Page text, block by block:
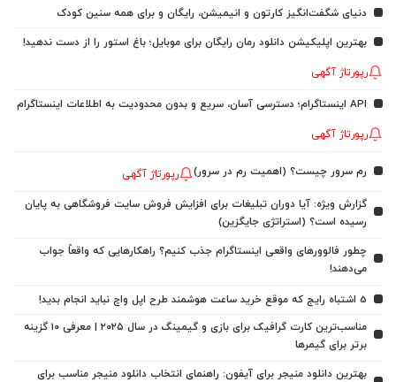
دنیای شگفت‌انگیز کارتون و انیمیشن، رایگان و برای همه سنین کودک
بهترین اپلیکیشن دانلود رمان رایگان برای موبایل؛ باغ استور را از دست ندهید!
رپورتاژ آگهی
API اینستاگرام؛ دسترسی آسان، سریع و بدون محدودیت به اطلاعات اینستاگرام
رپورتاژ آگهی
رم سرور چیست؟ (اهمیت رم در سرور) رپورتاژ آگهی
گزارش ویژه: آیا دوران تبلیغات برای افزایش فروش سایت فروشگاهی به پایان
رسیده است؟ (استراتژی جایگزین)
چطور فالوورهای واقعی اینستاگرام جذب کنیم؟ راهکارهایی که واقعاً جواب
می‌دهند!
5 اشتباه رایج که موقع خرید ساعت هوشمند طرح اپل واچ نباید انجام بدید!
مناسب‌ترین کارت گرافیک برای بازی و گیمینگ در سال ۲۰۲۵ | معرفی ۱۰ گزینه
برتر برای گیمرها
بهترین دانلود منیجر برای آیفون: راهنمای انتخاب دانلود منیجر مناسب برای